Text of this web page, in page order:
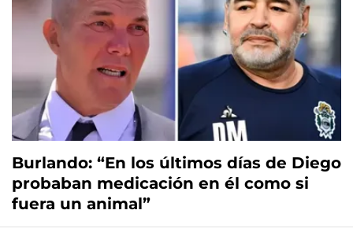
Burlando: “En los últimos días de Diego
probaban medicación en él como si
fuera un animal”